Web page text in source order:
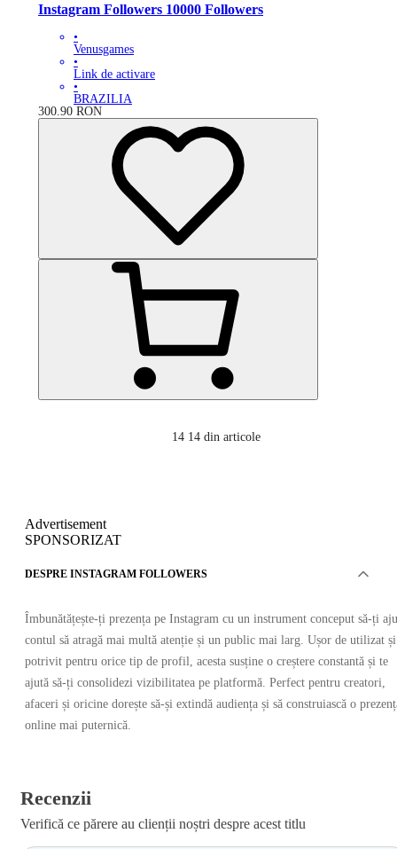
Instagram Followers 10000 Followers
•
Venusgames
•
Link de activare
•
BRAZILIA
300.90 RON
14 14 din articole
Advertisement
SPONSORIZAT
DESPRE INSTAGRAM FOLLOWERS
Îmbunătățește-ți prezența pe Instagram cu un instrument conceput să-ți
contul să atragă mai multă atenție și un public mai larg. Ușor de utilizat și
potrivit pentru orice tip de profil, acesta susține o creștere constantă și te
ajută să-ți consolidezi vizibilitatea pe platformă. Perfect pentru creatori,
afaceri și oricine dorește să-și extindă audiența și să construiască o
online mai puternică.
Recenzii
Verifică ce părere au clienții noștri despre acest titlu